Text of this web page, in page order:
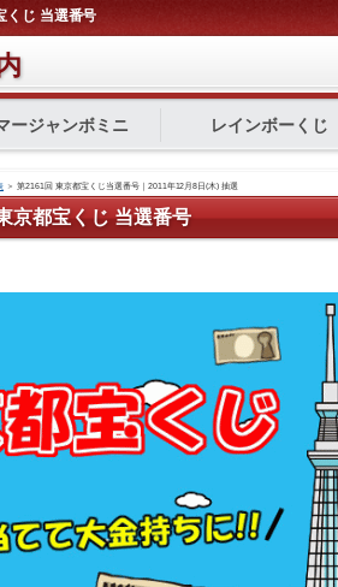
くじ 当選番号
ージャンボミニ レインボーくじ
＞ 第2161回 東京都宝くじ当選番号｜2011年12月8日(木) 抽選
京都宝くじ 当選番号